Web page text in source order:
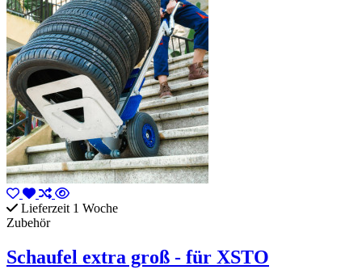
Lieferzeit 1 Woche
Zubehör
Schaufel extra groß - für XSTO